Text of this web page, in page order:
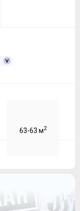
63-63 м2